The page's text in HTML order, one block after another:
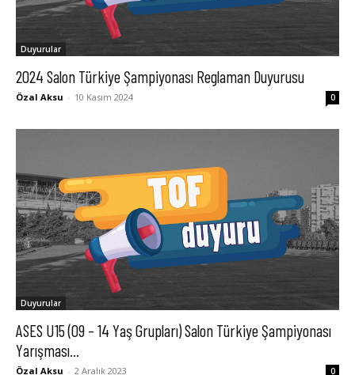
Duyurular
2024 Salon Türkiye Şampiyonası Reglaman Duyurusu
Özal Aksu - 10 Kasım 2024 0
Duyurular
ASES U15 (09 – 14 Yaş Grupları) Salon Türkiye Şampiyonası
Yarışması...
Özal Aksu - 2 Aralık 2023 0